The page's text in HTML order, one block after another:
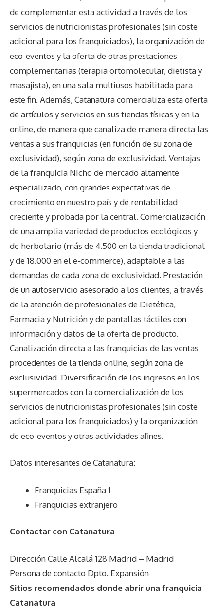
de complementar esta actividad a través de los
servicios de nutricionistas profesionales (sin coste
adicional para los franquiciados), la organización de
eco-eventos y la oferta de otras prestaciones
complementarias (terapia ortomolecular, dietista y
masajista), en una sala multiusos habilitada para
este fin. Además, Catanatura comercializa esta oferta
de artículos y servicios en sus tiendas físicas y en la
online, de manera que canaliza de manera directa las
ventas a sus franquicias (en función de su zona de
exclusividad), según zona de exclusividad. Ventajas
de la franquicia Nicho de mercado altamente
especializado, con grandes expectativas de
crecimiento en nuestro país y de rentabilidad
creciente y probada por la central. Comercialización
de una amplia variedad de productos ecológicos y
de herbolario (más de 4.500 en la tienda tradicional
y de 18.000 en el e-commerce), adaptable a las
demandas de cada zona de exclusividad. Prestación
de un autoservicio asesorado a los clientes, a través
de la atención de profesionales de Dietética,
Farmacia y Nutrición y de pantallas táctiles con
información y datos de la oferta de producto.
Canalización directa a las franquicias de las ventas
procedentes de la tienda online, según zona de
exclusividad. Diversificación de los ingresos en los
supermercados con la comercialización de los
servicios de nutricionistas profesionales (sin coste
adicional para los franquiciados) y la organización
de eco-eventos y otras actividades afines.
Datos interesantes de Catanatura:
Franquicias España 1
Franquicias extranjero
Contactar con Catanatura
Dirección Calle Alcalá 128 Madrid – Madrid
Persona de contacto Dpto. Expansión
Sitios recomendados donde abrir una franquicia
Catanatura